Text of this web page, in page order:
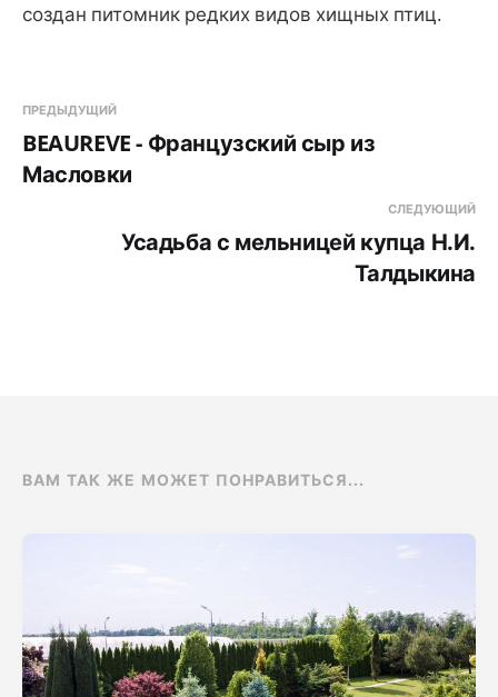
создан питомник редких видов хищных птиц.
ПРЕДЫДУЩИЙ
BEAUREVE - Французский сыр из
Масловки
СЛЕДУЮЩИЙ
Усадьба с мельницей купца Н.И.
Талдыкина
ВАМ ТАК ЖЕ МОЖЕТ ПОНРАВИТЬСЯ...